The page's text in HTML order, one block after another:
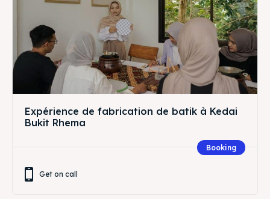
Expérience de fabrication de batik à Kedai
Bukit Rhema
Booking
Get on call